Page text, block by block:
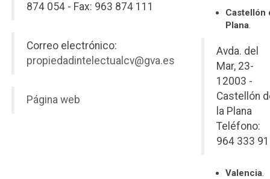
874 054 - Fax: 963 874 111
Correo electrónico:
propiedadintelectualcv@gva.es
Página web
Castellón
Plana.
Avda. del
Mar, 23-
12003 -
Castellón
la Plana
Teléfono:
964 333
Valencia.